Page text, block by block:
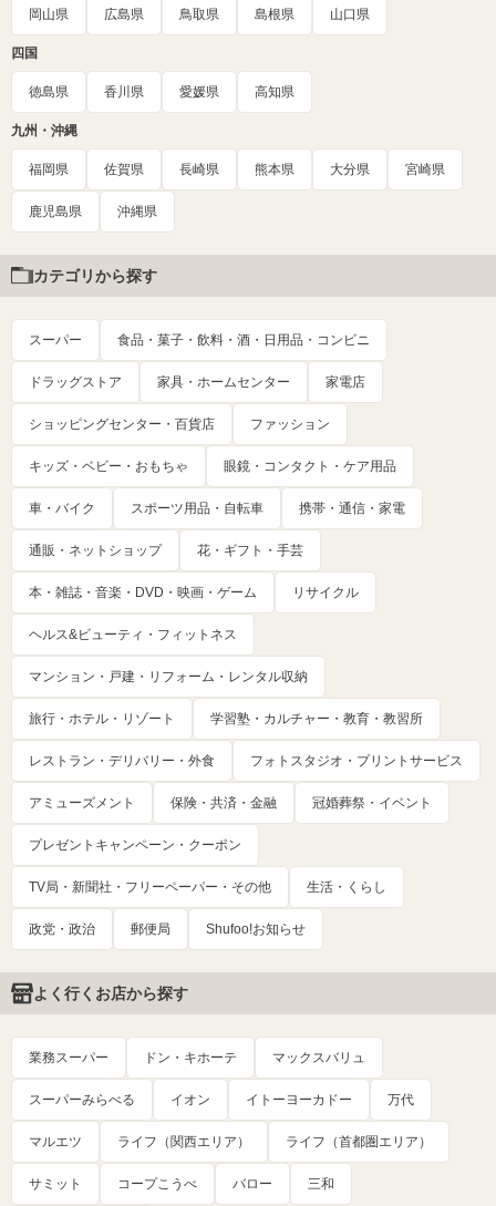
岡山県 広島県 鳥取県 島根県 山口県
四国
徳島県 香川県 愛媛県 高知県
九州・沖縄
福岡県 佐賀県 長崎県 熊本県 大分県 宮崎県
鹿児島県 沖縄県
カテゴリから探す
スーパー 食品・菓子・飲料・酒・日用品・コンビニ
ドラッグストア 家具・ホームセンター 家電店
ショッピングセンター・百貨店 ファッション
キッズ・ベビー・おもちゃ 眼鏡・コンタクト・ケア用品
車・バイク スポーツ用品・自転車 携帯・通信・家電
通販・ネットショップ 花・ギフト・手芸
本・雑誌・音楽・DVD・映画・ゲーム リサイクル
ヘルス&ビューティ・フィットネス
マンション・戸建・リフォーム・レンタル収納
旅行・ホテル・リゾート 学習塾・カルチャー・教育・教習所
レストラン・デリバリー・外食 フォトスタジオ・プリントサービス
アミューズメント 保険・共済・金融 冠婚葬祭・イベント
プレゼントキャンペーン・クーポン
TV局・新聞社・フリーペーパー・その他 生活・くらし
政党・政治 郵便局 Shufoo!お知らせ
よく行くお店から探す
業務スーパー ドン・キホーテ マックスバリュ
スーパーみらべる イオン イトーヨーカドー 万代
マルエツ ライフ（関西エリア） ライフ（首都圏エリア）
サミット コープこうべ バロー 三和